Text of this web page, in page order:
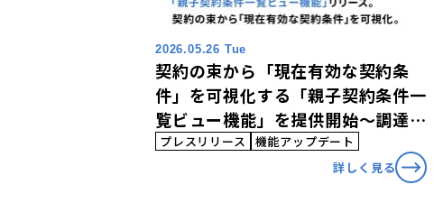
2026.05.26 Tue
契約の束から「現在有効な契約条
件」を可視化する「親子契約条件一
覧ビュー機能」を提供開始〜調達・
業務委託・テナント管理など、あら
ゆる長期契約の条件変遷と有効条件
プレスリリース
機能アップデート
詳しく見る